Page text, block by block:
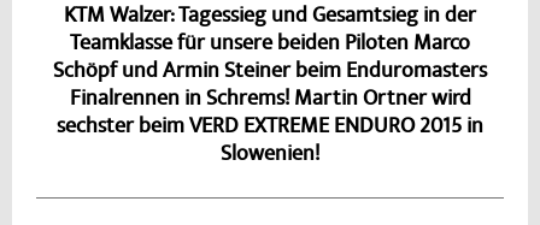
KTM Walzer: Tagessieg und Gesamtsieg in der
Teamklasse für unsere beiden Piloten Marco
Schöpf und Armin Steiner beim Enduromasters
Finalrennen in Schrems! Martin Ortner wird
sechster beim VERD EXTREME ENDURO 2015 in
Slowenien!